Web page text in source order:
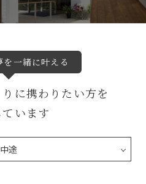
一緒に叶える
に携わりたい方を
います